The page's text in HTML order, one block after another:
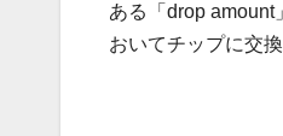
ある「drop
おいてチップに交